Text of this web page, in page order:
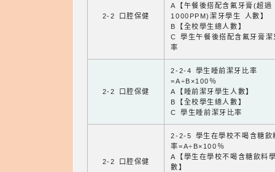
2-2 口腔保健
A【午餐後搭配含氟牙膏(超過
1000PPM)潔牙學生 人數】
B【全校學生總人數】
C 學生午餐後搭配含氟牙膏潔
率
2-2 口腔保健
2-2-4 學生睡前潔牙比率
=A÷B×100％
A【睡前潔牙學生人數】
B【全校學生總人數】
C 學生睡前潔牙比率
2-2 口腔保健
2-2-5 學生在學校不喝含糖飲
率=A÷B×100％
A【學生在學校不喝含糖飲料
數】